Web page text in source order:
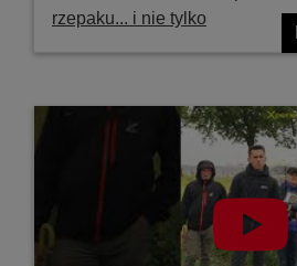
rzepaku... i nie tylko